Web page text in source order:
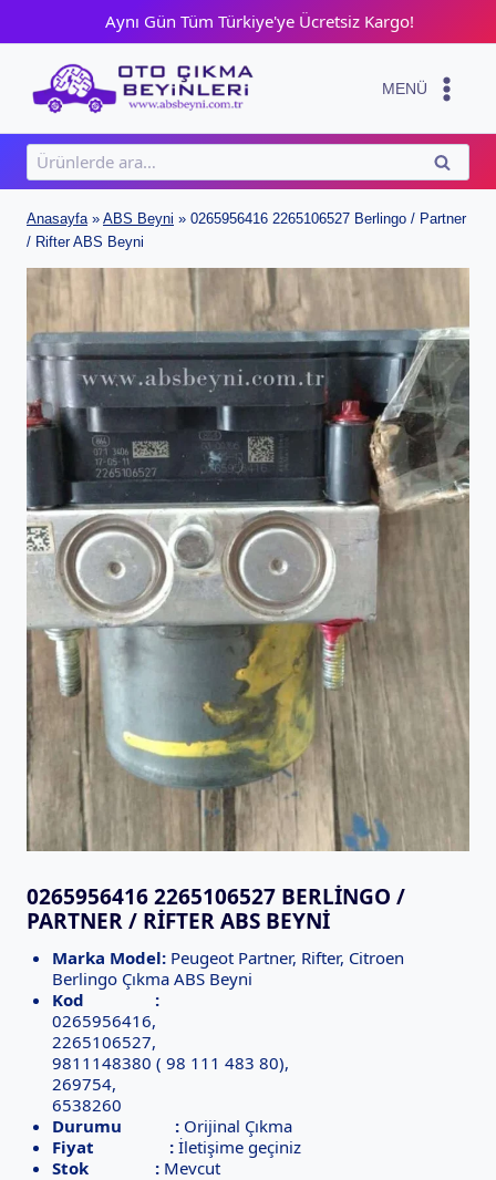
content
Aynı Gün Tüm Türkiye'ye Ücretsiz Kargo!
MENÜ
Ara:
ARA
Anasayfa» ABS Beyni » 0265956416 2265106527 Berlingo / Partner
/ Rifter ABS Beyni
0265956416 2265106527 BERLINGO /
PARTNER / RIFTER ABS BEYNI
Marka Model:Peugeot Partner, Rifter, Citroen
Berlingo Çıkma ABS Beyni
Kod :
0265956416,
2265106527,
9811148380 ( 98 111 483 80),
269754,
6538260
Durumu :Orijinal Çıkma
Fiyat :İletişime geçiniz
Stok :Mevcut